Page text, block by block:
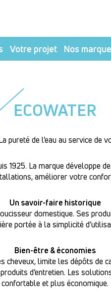
Votre projet Nos
ECOWATER
pureté de l’eau au service de
1925. La marque développe
améliorer votre
Un savoir-faire historique
domestique. Ses
portée à la simplicité
Bien-être & économies
cheveux, limite les dépôts
d’entretien. Les
confortable et plus économique.